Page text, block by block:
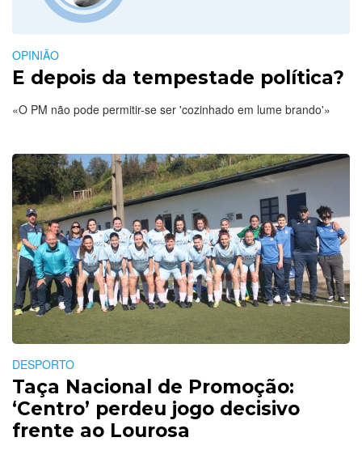
OPINIÃO
E depois da tempestade política?
«O PM não pode permitir-se ser 'cozinhado em lume brando'»
DESPORTO
Taça Nacional de Promoção:
‘Centro’ perdeu jogo decisivo
frente ao Lourosa